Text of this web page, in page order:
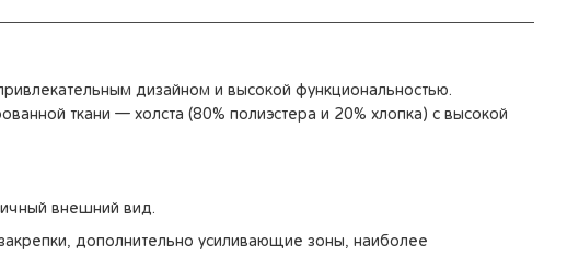
дизайном и высокой функциональностью.
ткани — холста (80% полиэстера и 20% хлопка) с высокой
внешний вид.
дополнительно усиливающие зоны, наиболее